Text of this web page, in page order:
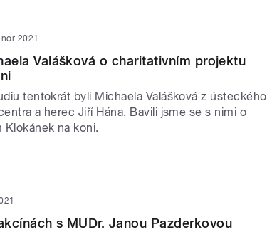
2021
Valášková o charitativním projektu
tentokrát byli Michaela Valášková z ústeckého
a herec Jiří Hána. Bavili jsme se s nimi o
Klokánek na koni.
s MUDr. Janou Pazderkovou